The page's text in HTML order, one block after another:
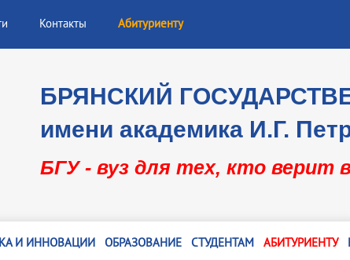
Контакты Абитуриенту
БРЯНСКИЙ
имени академика И.Г.
БГУ - вуз для тех, кто верит
И ИННОВАЦИИ ОБРАЗОВАНИЕ СТУДЕНТАМ АБИТУРИЕНТУ